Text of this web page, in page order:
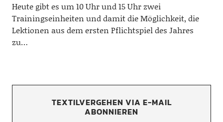
Heute gibt es um 10 Uhr und 15 Uhr zwei
Trainingseinheiten und damit die Möglichkeit, die
Lektionen aus dem ersten Pflichtspiel des Jahres
zu…
TEXTILVERGEHEN VIA E-MAIL
ABONNIEREN